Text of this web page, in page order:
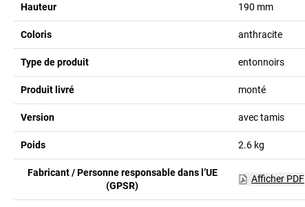
Hauteur 190 mm
Coloris anthracite
Type de produit entonnoirs
Produit livré monté
Version avec tamis
Poids 2.6 kg
Fabricant / Personne responsable dans l’UE
(GPSR)
Afficher PDF